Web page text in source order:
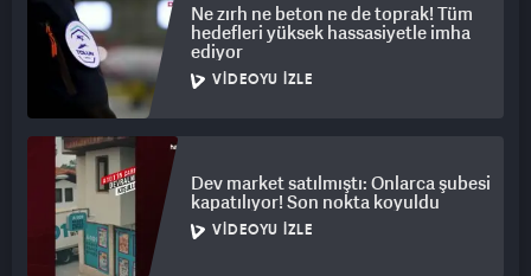
Ne zırh ne beton ne de toprak! Tüm
hedefleri yüksek hassasiyetle imha
ediyor
VIDEOYU İZLE
Dev market satılmıştı: Onlarca şubesi
kapatılıyor! Son nokta koyuldu
VIDEOYU İZLE